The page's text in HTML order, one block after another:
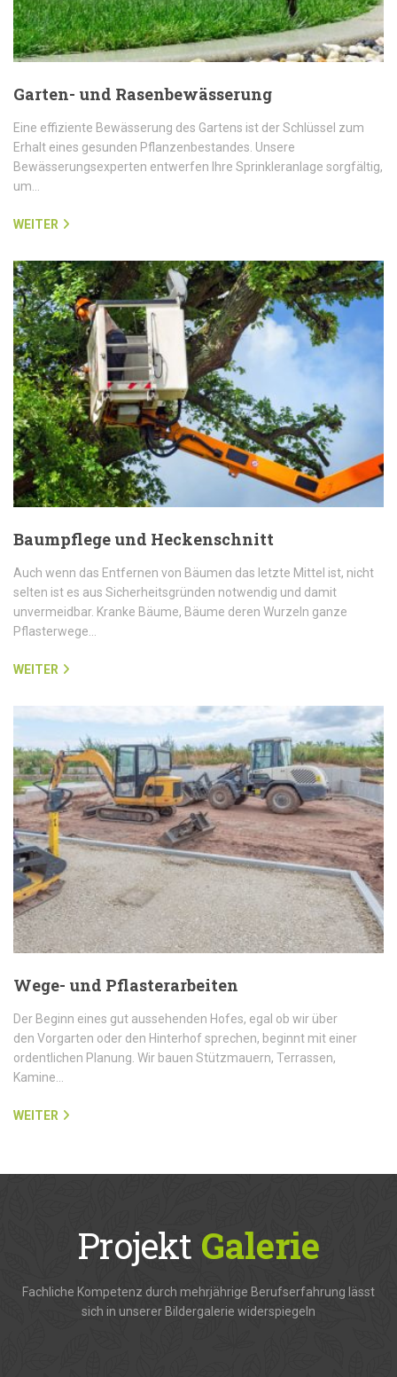
Garten- und Rasenbewässerung
Eine effiziente Bewässerung des Gartens ist der Schlüssel zum
Erhalt eines gesunden Pflanzenbestandes. Unsere
Bewässerungsexperten entwerfen Ihre Sprinkleranlage sorgfältig,
um…
WEITER
Baumpflege und Heckenschnitt
Auch wenn das Entfernen von Bäumen das letzte Mittel ist, nicht
selten ist es aus Sicherheitsgründen notwendig und damit
unvermeidbar. Kranke Bäume, Bäume deren Wurzeln ganze
Pflasterwege…
WEITER
Wege- und Pflasterarbeiten
Der Beginn eines gut aussehenden Hofes, egal ob wir über
den Vorgarten oder den Hinterhof sprechen, beginnt mit einer
ordentlichen Planung. Wir bauen Stützmauern, Terrassen,
Kamine…
WEITER
Projekt Galerie
Fachliche Kompetenz durch mehrjährige Berufserfahrung lässt
sich in unserer Bildergalerie widerspiegeln